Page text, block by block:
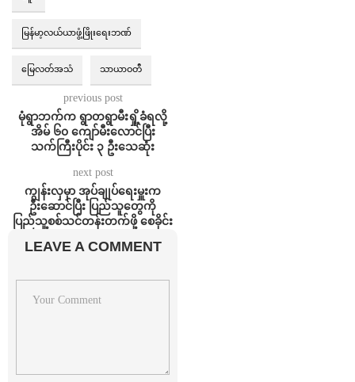
မြန်မာ့လယ်ယာဖွံ့ဖြိုးရေးဘဏ်
မြေလတ်အသံ သာယာဝတီ
previous post
မုံရွာဘက်က ရွာတရွာမီးရှို့ခံရလို့
အိမ် ၆၀ ကျော်မီးလောင်ပြီး
သက်ကြီးပိုင်း ၃ ဦးသေဆုံး
next post
ကျွန်းလှမှာ အုပ်ချုပ်ရေးမှူးက
ဦးဆောင်ပြီး ပြည်သူတွေကို
ပြည်သူ့စစ်သင်တန်းတက်ဖို့ စေခိုင်း
LEAVE A COMMENT